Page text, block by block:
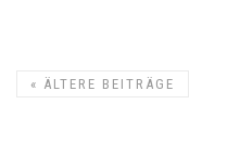
« ÄLTERE BEITRÄGE